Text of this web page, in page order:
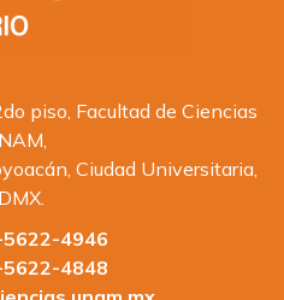
piso, Facultad de Ciencias
Ciudad Universitaria,
4946
4848